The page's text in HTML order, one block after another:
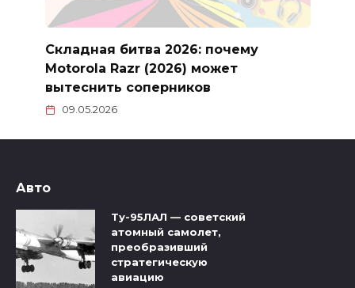
Складная битва 2026: почему
Motorola Razr (2026) может
вытеснить соперников
09.05.2026
Авто
Ту-95ЛАЛ — советский
атомный самолет,
преобразивший
стратегическую
авиацию